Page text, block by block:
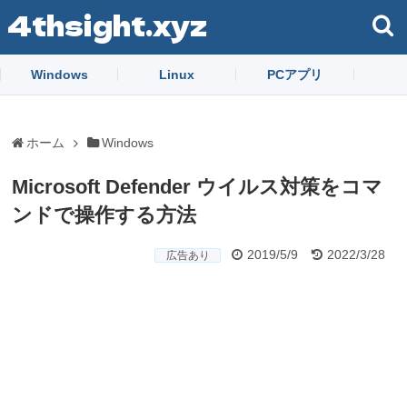
4thsight.xyz
Windows Linux PCアプリ
ホーム Windows
Microsoft Defender ウイルス対策をコマ
ンドで操作する方法
広告あり 2019/5/9 2022/3/28